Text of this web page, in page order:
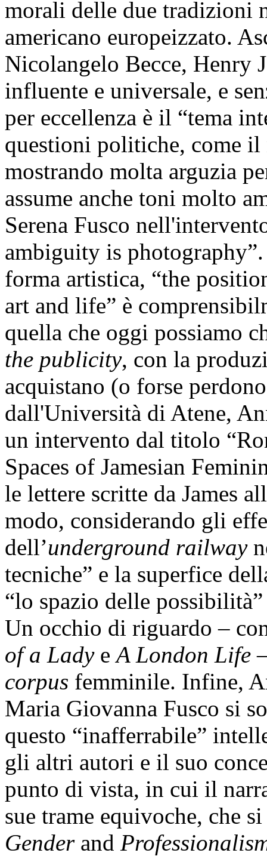
morali delle due tradizioni
americano europeizzato.
Nicolangelo Becce, Henry
influente e universale, e
per eccellenza è il “tema
questioni politiche, come il
mostrando molta arguzia
assume anche toni molto
Serena Fusco
ambiguity is
forma artistica, “the
art and life” è
quella che oggi possiamo
the publicity, con la
acquistano (o forse
dall'Università di Atene,
un intervento dal titolo
Spaces of Jamesian
le lettere scritte da James
modo, considerando gli
dell’underground railway
tecniche” e la superfice
“lo spazio delle
Un occhio di riguardo –
of a LadyeA London Life
corpus femminile. Infine,
Maria Giovanna Fusco si
questo “inafferrabile”
gli altri autori e il suo
punto di vista, in cui il
sue trame equivoche, che
Genderand